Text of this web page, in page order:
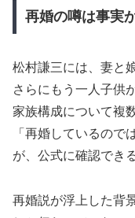
再婚の噂は事実
松村謙三には、妻と
さらにもう一人子供
家族構成について複
「再婚しているので
が、公式に確認でき
再婚説が浮上した背